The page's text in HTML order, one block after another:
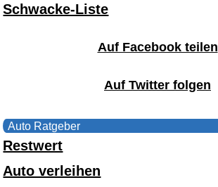
Schwacke-Liste
Auf Facebook teilen
Auf Twitter folgen
Auto Ratgeber
Restwert
Auto verleihen